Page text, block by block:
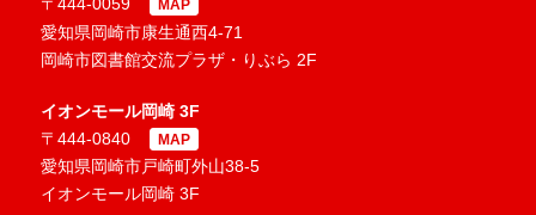
MAP
愛知県岡崎市康生通西4-71
岡崎市図書館交流プラザ・りぶら 2F
イオンモール岡崎 3F
〒444-0840
MAP
愛知県岡崎市戸崎町外山38-5
イオンモール岡崎 3F